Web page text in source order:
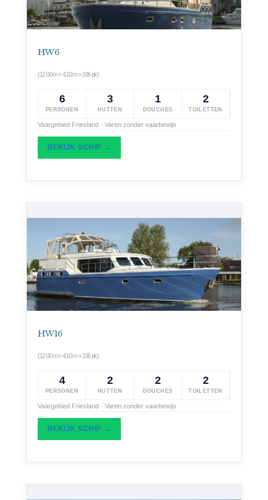
HW 6
(12.00 m × 4.10 m × 106 pk)
6
PERSONEN
3
HUTTEN
1
DOUCHES
2
TOILETTEN
Vaargebied Friesland · Varen zonder vaarbewijs
BEKIJK SCHIP →
HW 16
(12.00 m × 4.10 m × 106 pk)
4
PERSONEN
2
HUTTEN
2
DOUCHES
2
TOILETTEN
Vaargebied Friesland · Varen zonder vaarbewijs
BEKIJK SCHIP →